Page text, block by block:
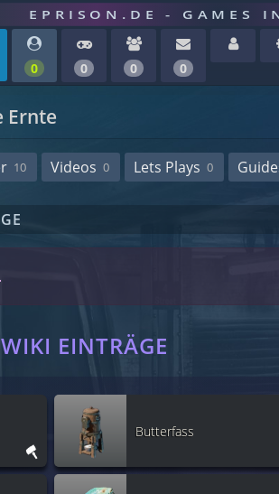
EPRISON.DE - GAMES
0 0 0 0
Ernte
10 Videos 0 Lets Plays 0
EINTRÄGE
Butterfass